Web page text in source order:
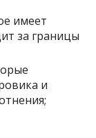
имеет
за границы
и